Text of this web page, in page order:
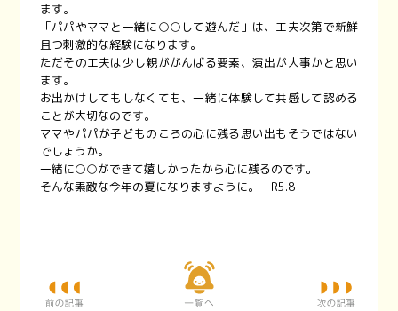
ます。
「パパやママと一緒に○○して遊んだ」は、工夫次第で新鮮
且つ刺激的な経験になります。
ただその工夫は少し親ががんばる要素、演出が大事かと思い
ます。
お出かけしてもしなくても、一緒に体験して共感して認める
ことが大切なのです。
ママやパパが子どものころの心に残る思い出もそうではない
でしょうか。
一緒に○○ができて嬉しかったから心に残るのです。
そんな素敵な今年の夏になりますように。 R5.8